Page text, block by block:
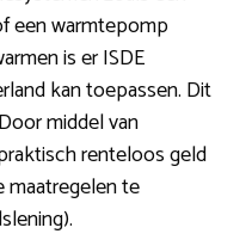
een warmtepomp
is er ISDE
kan toepassen. Dit
middel van
renteloos geld
maatregelen te